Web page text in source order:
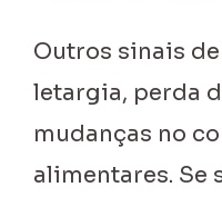
Outros sinais
letargia, perda
mudanças no
alimentares. Se